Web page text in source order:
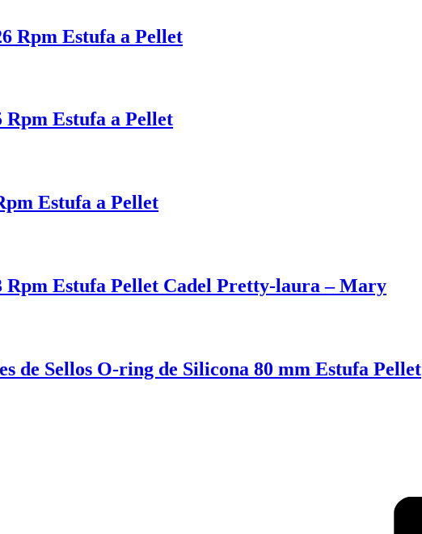
Rpm Estufa a Pellet
Estufa a Pellet
Estufa a Pellet
Estufa Pellet Cadel Pretty-laura – Mary
de Sellos O-ring de Silicona 80 mm Estufa Pellet